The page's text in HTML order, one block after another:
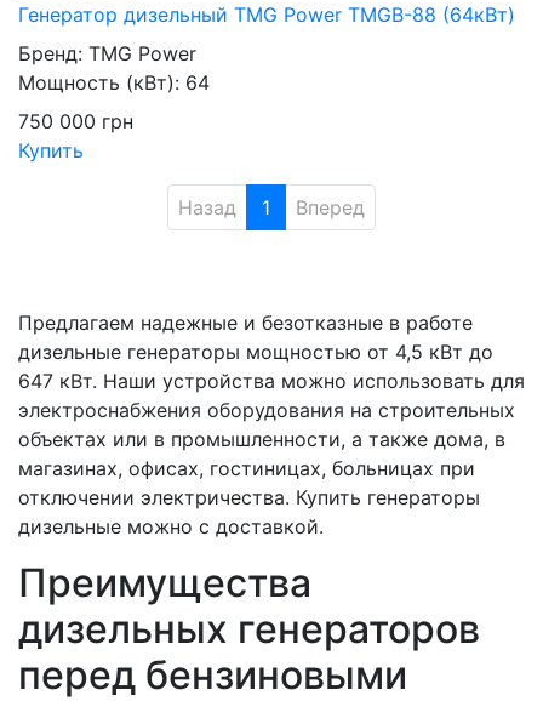
Генератор дизельный TMG Power TMGB-88 (64кВт)
Бренд: TMG Power
Мощность (кВт): 64
750 000 грн
Купить
Назад 1 Вперед
Предлагаем надежные и безотказные в работе
дизельные генераторы мощностью от 4,5 кВт до
647 кВт. Наши устройства можно использовать для
электроснабжения оборудования на строительных
объектах или в промышленности, а также дома, в
магазинах, офисах, гостиницах, больницах при
отключении электричества. Купить генераторы
дизельные можно с доставкой.
Преимущества
дизельных генераторов
перед бензиновыми